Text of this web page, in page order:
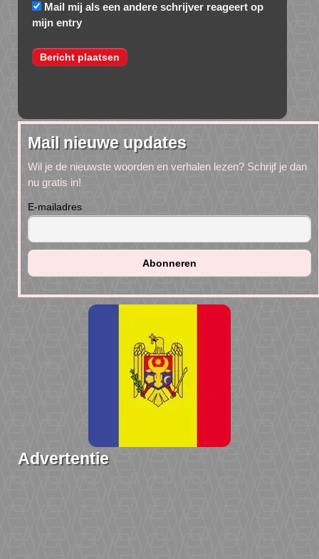
Mail mij als een andere schrijver reageert op
mijn entry
Mail nieuwe updates
Wil je de nieuwste woorden en verhalen lezen? Schrijf je dan
nu gratis in!
E-mailadres
Advertentie